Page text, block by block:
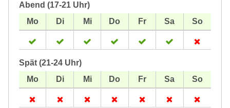
Abend (17-21 Uhr)
Spät (21-24 Uhr)